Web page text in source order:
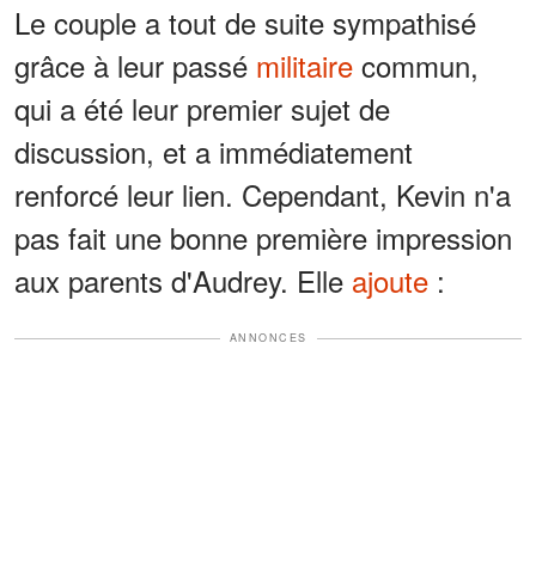
Le couple a tout de suite sympathisé
grâce à leur passé militaire commun,
qui a été leur premier sujet de
discussion, et a immédiatement
renforcé leur lien. Cependant, Kevin n'a
pas fait une bonne première impression
aux parents d'Audrey. Elle ajoute :
ANNONCES